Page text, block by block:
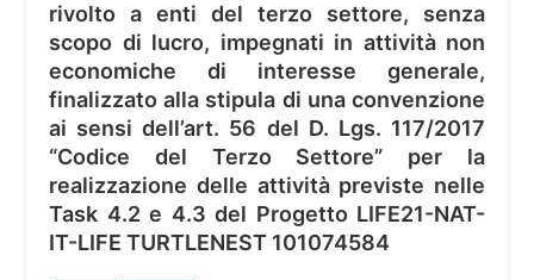
rivolto a enti del terzo settore, senza
scopo di lucro, impegnati in attività non
economiche di interesse generale,
finalizzato alla stipula di una convenzione
ai sensi dell’art. 56 del D. Lgs. 117/2017
“Codice del Terzo Settore” per la
realizzazione delle attività previste nelle
Task 4.2 e 4.3 del Progetto LIFE21-NAT-
IT-LIFE TURTLENEST 101074584